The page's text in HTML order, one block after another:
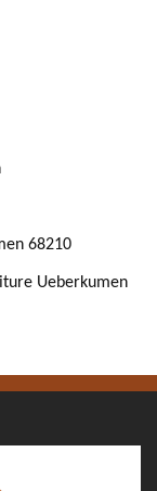
68210
Ueberkumen